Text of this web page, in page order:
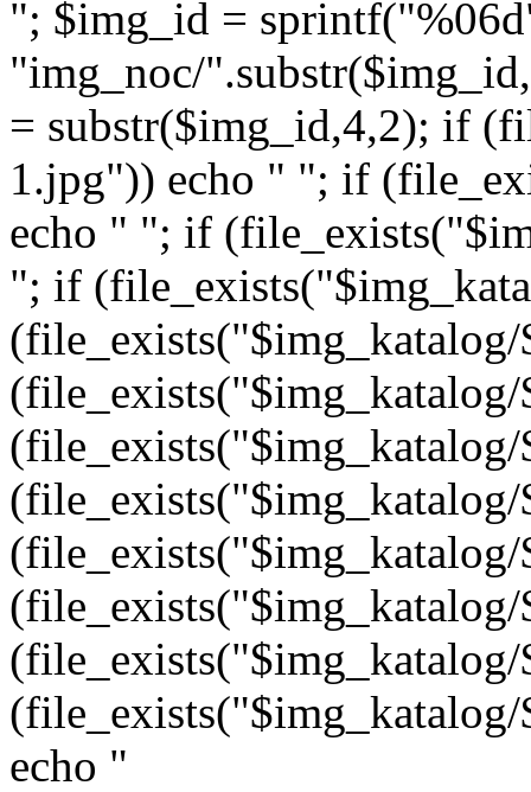
"; $img_id =
"img_noc/
= substr($img_id,4,2); if
1.jpg")) echo " "; if
echo " "; if
"; if
echo "